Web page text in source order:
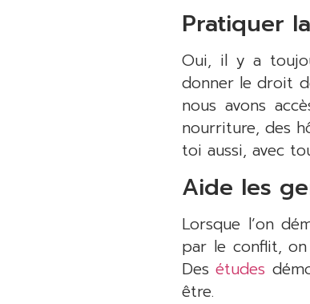
Pratiquer
Oui, il y a
donner le droit
nous avons
nourriture, des
toi aussi, avec
Aide les
Lorsque l’on
par le conflit, on
Des études
être.